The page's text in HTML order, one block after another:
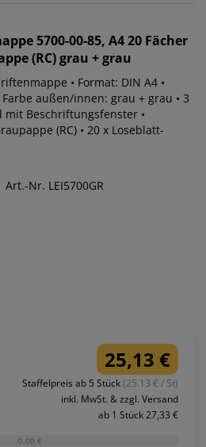
5700-00-85, A4 20 Fächer
(RC) grau + grau
• Format: DIN A4 •
außen/innen: grau + grau • 3
mit Beschriftungsfenster •
(RC) • 20 x Loseblatt-
Art.-Nr. LEI5700GR
25,13 €
Staffelpreis ab 5 Stück(25.13 € / St)
inkl. MwSt. & zzgl. Versand
ab 1 Stück 27,33 €
-0,00 €